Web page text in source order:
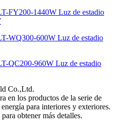
Luz de estadio
Luz de estadio
Luz de estadio
en los productos de la serie de
para interiores y exteriores.
obtener más detalles.